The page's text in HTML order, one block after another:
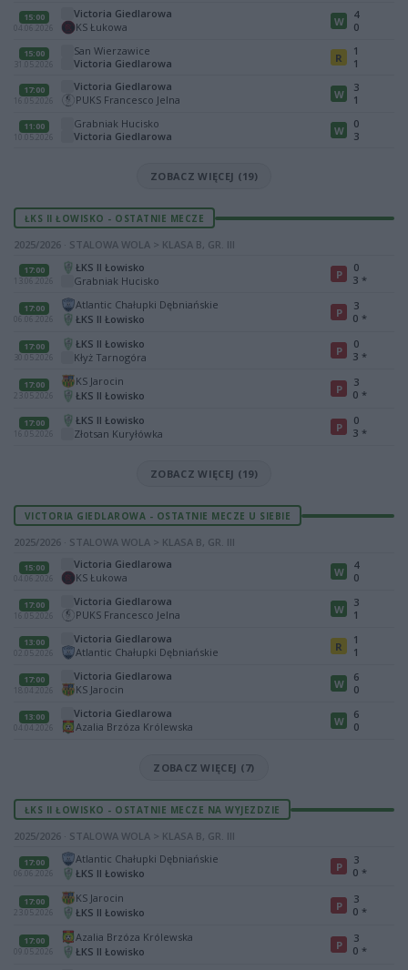
15:00
04.06.2026
Victoria Giedlarowa
KS Łukowa
W
4
0
15:00
31.05.2026
San Wierzawice
Victoria Giedlarowa
R
1
1
17:00
16.05.2026
Victoria Giedlarowa
PUKS Francesco Jelna
W
3
1
11:00
10.05.2026
Grabniak Hucisko
Victoria Giedlarowa
W
0
3
ZOBACZ WIĘCEJ (19)
ŁKS II ŁOWISKO - OSTATNIE MECZE
2025/2026 · STALOWA WOLA > KLASA B, GR. III
17:00
13.06.2026
ŁKS II Łowisko
Grabniak Hucisko
P
0
3 *
17:00
06.06.2026
Atlantic Chałupki Dębniańskie
ŁKS II Łowisko
P
3
0 *
17:00
30.05.2026
ŁKS II Łowisko
Kłyż Tarnogóra
P
0
3 *
17:00
23.05.2026
KS Jarocin
ŁKS II Łowisko
P
3
0 *
17:00
16.05.2026
ŁKS II Łowisko
Złotsan Kuryłówka
P
0
3 *
ZOBACZ WIĘCEJ (19)
VICTORIA GIEDLAROWA - OSTATNIE MECZE U SIEBIE
2025/2026 · STALOWA WOLA > KLASA B, GR. III
15:00
04.06.2026
Victoria Giedlarowa
KS Łukowa
W
4
0
17:00
16.05.2026
Victoria Giedlarowa
PUKS Francesco Jelna
W
3
1
13:00
02.05.2026
Victoria Giedlarowa
Atlantic Chałupki Dębniańskie
R
1
1
17:00
18.04.2026
Victoria Giedlarowa
KS Jarocin
W
6
0
13:00
04.04.2026
Victoria Giedlarowa
Azalia Brzóza Królewska
W
6
0
ZOBACZ WIĘCEJ (7)
ŁKS II ŁOWISKO - OSTATNIE MECZE NA WYJEZDZIE
2025/2026 · STALOWA WOLA > KLASA B, GR. III
17:00
06.06.2026
Atlantic Chałupki Dębniańskie
ŁKS II Łowisko
P
3
0 *
17:00
23.05.2026
KS Jarocin
ŁKS II Łowisko
P
3
0 *
17:00
09.05.2026
Azalia Brzóza Królewska
ŁKS II Łowisko
P
3
0 *